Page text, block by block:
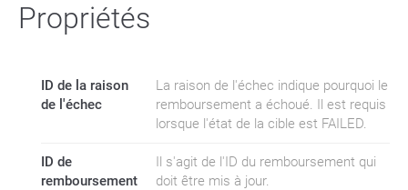
Propriétés
ID de la raison
de l'échec
La raison de l'échec indique pourquoi le
remboursement a échoué. Il est requis
lorsque l'état de la cible est FAILED.
ID de
remboursement
Il s'agit de l'ID du remboursement qui
doit être mis à jour.